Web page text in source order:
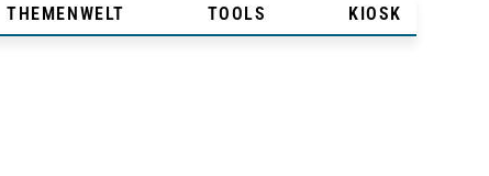
THEMENWELT TOOLS KIOSK